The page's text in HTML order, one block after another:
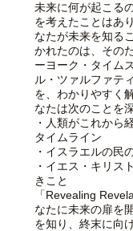
未来に何が起こる
を考えたことはあ
なたが未来を知る
かれたのは、その
ーヨーク・タイム
ル・ツァルファテ
を、わかりやすく
なたは次のことを
・人類がこれから
タイムライン
・イスラエルの民
・イエス・キリス
きこと
「Revealing
なたに未来の扉を
を知り、終末に向